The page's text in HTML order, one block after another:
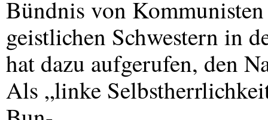
Bündnis von
geistlichen Schwestern in
hat dazu aufgerufen, den
Als „linke